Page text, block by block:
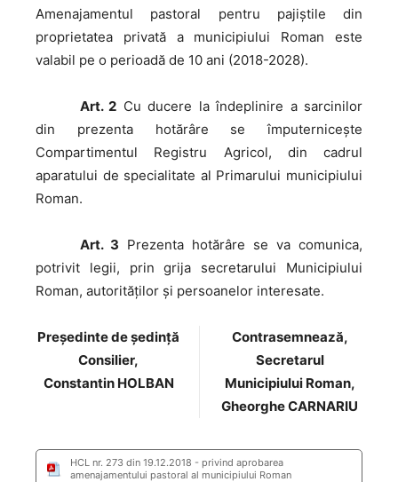
Amenajamentul pastoral pentru pajiștile din
proprietatea privată a municipiului Roman este
valabil pe o perioadă de 10 ani (2018-2028).
Art. 2 Cu ducere la îndeplinire a sarcinilor
din prezenta hotărâre se împuternicește
Compartimentul Registru Agricol, din cadrul
aparatului de specialitate al Primarului municipiului
Roman.
Art. 3 Prezenta hotărâre se va comunica,
potrivit legii, prin grija secretarului Municipiului
Roman, autorităţilor şi persoanelor interesate.
Preşedinte de şedinţă
Consilier,
Constantin HOLBAN
Contrasemnează,
Secretarul
Municipiului Roman,
Gheorghe CARNARIU
HCL nr. 273 din 19.12.2018 - privind aprobarea
amenajamentului pastoral al municipiului Roman